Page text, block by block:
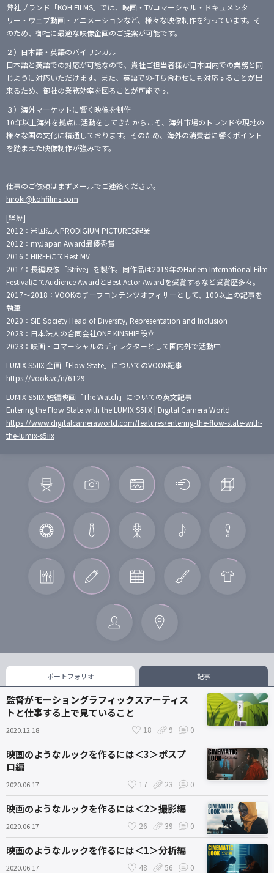
弊社ブランド「KOH FILMS」では、映画・TVコマーシャル・ドキュメンタ
リー・ウェブ動画・アニメーションなど、様々な映像制作を行っています。そ
のため、御社に最適な映像企画のご提案が可能です。
２）日本語・英語のバイリンガル
日本語と英語での対応が可能なので、貴社ご担当者様が日本国内での業務と同
じように対応いただけます。また、英語での打ち合わせにも対応することが出
来るため、御社の業務効率を図ることが可能です。
３）海外マーケットに響く映像を制作
10年以上海外を拠点に活動をしてきたからこそ、海外市場のトレンドや現地の
様々な国の文化に精通しております。そのため、海外の消費者に響くポイント
を踏まえた映像制作が強みです。
—————————————————
仕事のご依頼はまずメールでご連絡ください。
hiroki@kohfilms.com
[経歴]
2012：米国法人PRODIGIUM PICTURES起業
2012：myJapan Award最優秀賞
2016：HIRFFにてBest MV
2017：長編映像「Strive」を製作。同作品は2019年のHarlem International Film
FestivalにてAudience AwardとBest Actor Awardを受賞するなど受賞歴多々。
2017〜2018：VOOKのチーフコンテンツオフィサーとして、100以上の記事を
執筆
2020：SIE Society Head of Diversity, Representation and Inclusion
2023：日本法人の合同会社ONE KINSHIP設立
2023：映画・コマーシャルのディレクターとして国内外で活動中
LUMIX S5IIX 企画「Flow State」についてのVOOK記事
https://vook.vc/n/6129
LUMIX S5IIX 短編映画「The Watch」についての英文記事
Entering the Flow State with the LUMIX S5IIX | Digital Camera World
https://www.digitalcameraworld.com/features/entering-the-flow-state-with-
the-lumix-s5iix
記事
ポートフォリオ
監督がモーショングラフィックスアーティス
トと仕事する上で見ていること
2020.12.18 18 9 0
映画のようなルックを作るには＜3＞ポスプ
ロ編
2020.06.17 17 23 0
映画のようなルックを作るには＜2＞撮影編
2020.06.17 26 39 0
映画のようなルックを作るには＜1＞分析編
2020.06.17 48 56 0